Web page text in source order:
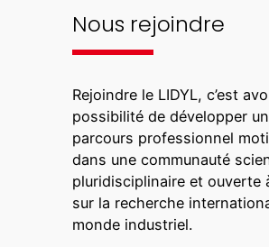
Nous rejoindre
Rejoindre le LIDYL, c’est
possibilité de développer un
parcours professionnel
dans une communauté
pluridisciplinaire et ouverte
sur la recherche
monde industriel.